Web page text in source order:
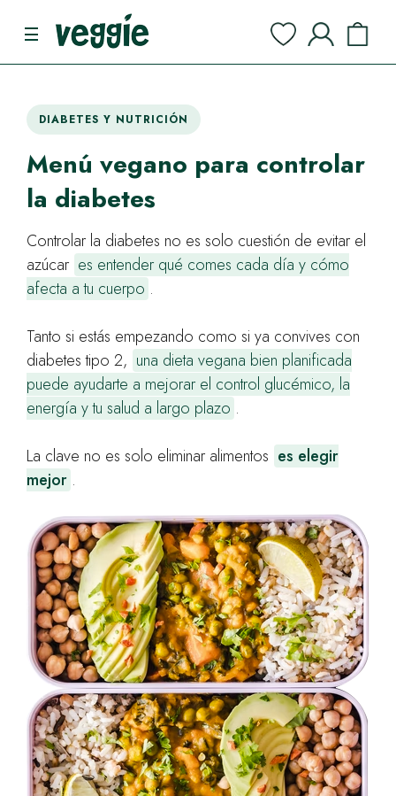
DIABETES Y NUTRICIÓN
Menú vegano para controlar
la diabetes
Controlar la diabetes no es solo cuestión de evitar el
azúcar es entender qué comes cada día y cómo
afecta a tu cuerpo .
Tanto si estás empezando como si ya convives con
diabetes tipo 2, una dieta vegana bien planificada
puede ayudarte a mejorar el control glucémico, la
energía y tu salud a largo plazo .
La clave no es solo eliminar alimentos es elegir
mejor .